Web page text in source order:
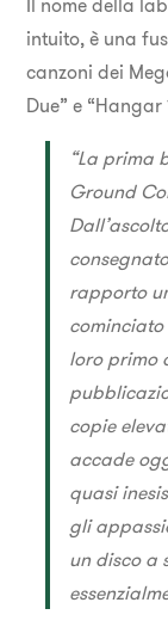
intuito, è una
canzoni dei
Due” e “Hangar
“La prima
Ground
rapporto
cominciato
loro primo
copie
accade
quasi
gli
un disco a